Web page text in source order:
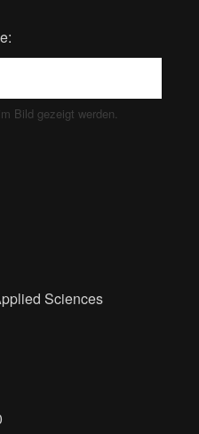
Bild gezeigt werden.
Sciences